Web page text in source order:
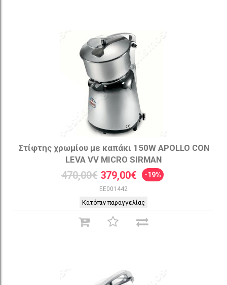
Στίφτης χρωμίου με καπάκι 150W APOLLO CON
LEVA VV MICRO SIRMAN
470,00€ 379,00€ -19%
EE001442
Κατόπιν παραγγελίας